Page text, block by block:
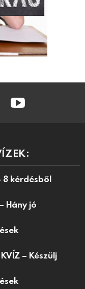
8 kérdésből
Hány jó
– Készülj